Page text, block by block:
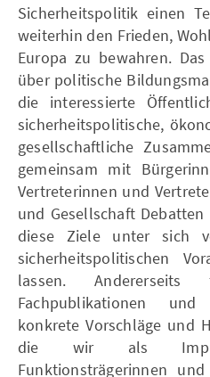
Sicherheitspolitik einen
weiterhin den Frieden,
Europa zu bewahren.
über politische
die interessierte
sicherheitspolitische,
gesellschaftliche
gemeinsam mit
Vertreterinnen und
und Gesellschaft
diese Ziele unter sich
sicherheitspolitischen
lassen.
Fachpublikationen
konkrete Vorschläge und
die wir als
Funktionsträgerinnen